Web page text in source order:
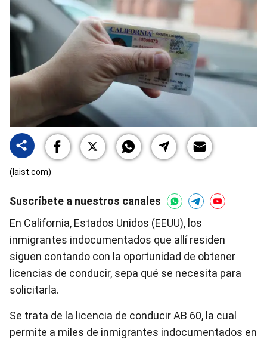
(laist.com)
Suscríbete a nuestros canales
En California, Estados Unidos (EEUU), los
inmigrantes indocumentados que allí residen
siguen contando con la oportunidad de obtener
licencias de conducir, sepa qué se necesita para
solicitarla.
Se trata de la licencia de conducir AB 60, la cual
permite a miles de inmigrantes indocumentados en